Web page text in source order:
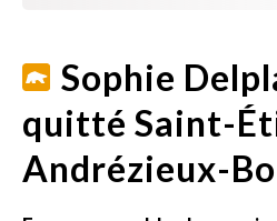
Sophie
quitté Saint-
Andrézieux-